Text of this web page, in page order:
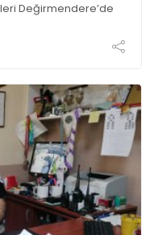
Değirmendere’de